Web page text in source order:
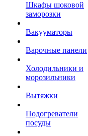
Шкафы шоковой
заморозки
Вакууматоры
Варочные панели
Холодильники и
морозильники
Вытяжки
Подогреватели
посуды